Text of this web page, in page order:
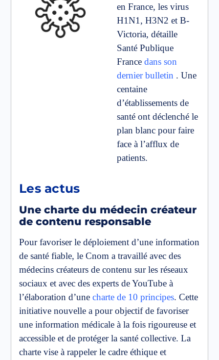
en France, les virus
H1N1, H3N2 et B-
Victoria, détaille
Santé Publique
France dans son
dernier bulletin . Une
centaine
d’établissements de
santé ont déclenché le
plan blanc pour faire
face à l’afflux de
patients.
Les actus
Une charte du médecin créateur
de contenu responsable
Pour favoriser le déploiement d’une information
de santé fiable, le Cnom a travaillé avec des
médecins créateurs de contenu sur les réseaux
sociaux et avec des experts de YouTube à
l’élaboration d’une charte de 10 principes. Cette
initiative nouvelle a pour objectif de favoriser
une information médicale à la fois rigoureuse et
accessible et de protéger la santé collective. La
charte vise à rappeler le cadre éthique et